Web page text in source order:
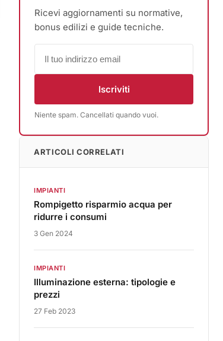
Ricevi aggiornamenti su normative,
bonus edilizi e guide tecniche.
Iscriviti
Niente spam. Cancellati quando vuoi.
ARTICOLI CORRELATI
IMPIANTI
Rompigetto risparmio acqua per
ridurre i consumi
3 Gen 2024
IMPIANTI
Illuminazione esterna: tipologie e
prezzi
27 Feb 2023